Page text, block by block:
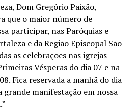
Dom Gregório Paixão,
que o maior número de
participar, nas Paróquias e
e da Região Episcopal São
as celebrações nas igrejas
Vésperas do dia 07 e na
Fica reservada a manhã do dia
grande manifestação em nossa